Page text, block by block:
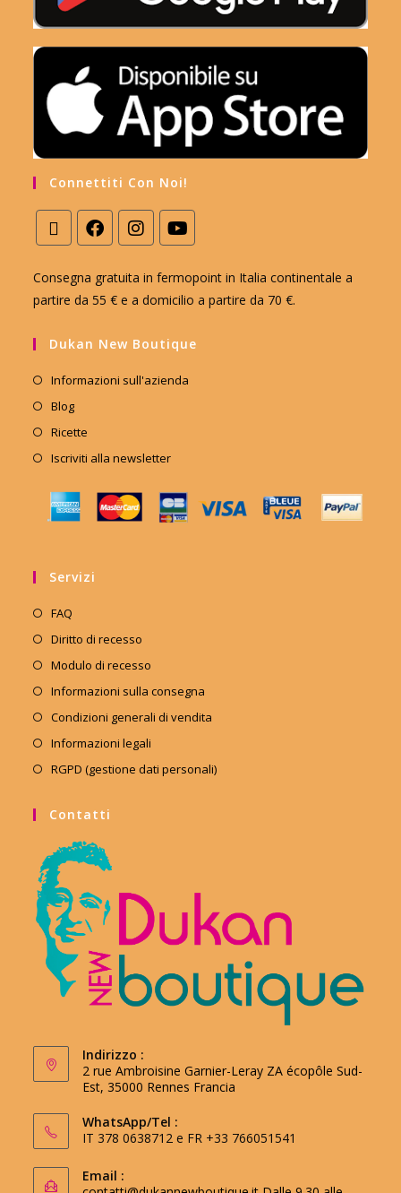
Connettiti Con Noi!
Consegna gratuita in fermopoint in Italia continentale a
partire da 55 € e a domicilio a partire da 70 €.
Dukan New Boutique
Informazioni sull'azienda
Blog
Ricette
Iscriviti alla newsletter
Servizi
FAQ
Diritto di recesso
Modulo di recesso
Informazioni sulla consegna
Condizioni generali di vendita
Informazioni legali
RGPD (gestione dati personali)
Contatti
Indirizzo :
2 rue Ambroisine Garnier-Leray ZA écopôle Sud-
Est, 35000 Rennes Francia
WhatsApp/Tel :
IT 378 0638712 e FR +33 766051541
Email :